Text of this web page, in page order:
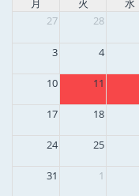
月 火 水
27
28
3 4
10 11
17 18
24 25
31 1